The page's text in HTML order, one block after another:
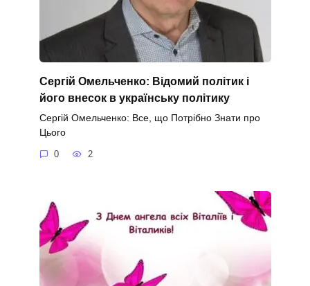
Сергій Омельченко: Відомий політик і
його внесок в українську політику
Сергій Омельченко: Все, що Потрібно Знати про
Цього
0 2